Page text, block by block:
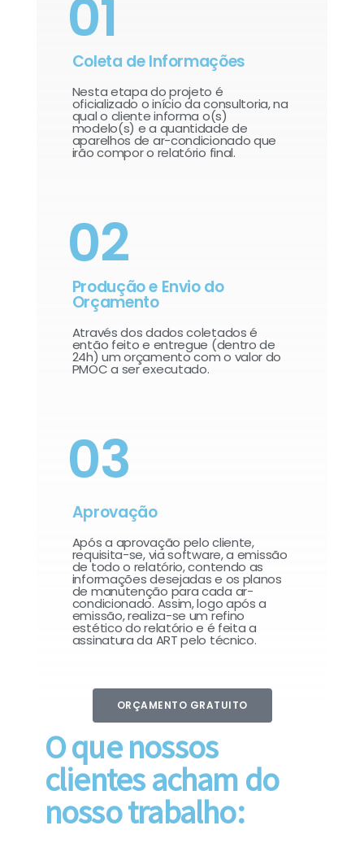
01
Coleta de Informações
Nesta etapa do projeto é
oficializado o início da consultoria, na
qual o cliente informa o(s)
modelo(s) e a quantidade de
aparelhos de ar-condicionado que
irão compor o relatório final.​
02
Produção e Envio do
Orçamento
Através dos dados coletados é
então feito e entregue (dentro de
24h) um orçamento com o valor do
PMOC a ser executado.
03
Aprovação
Após a aprovação pelo cliente,
requisita-se, via software, a emissão
de todo o relatório, contendo as
informações desejadas e os planos
de manutenção para cada ar-
condicionado. Assim, logo após a
emissão, realiza-se um refino
estético do relatório e é feita a
assinatura da ART pelo técnico.
ORÇAMENTO GRATUITO
O que nossos
clientes acham do
nosso trabalho: